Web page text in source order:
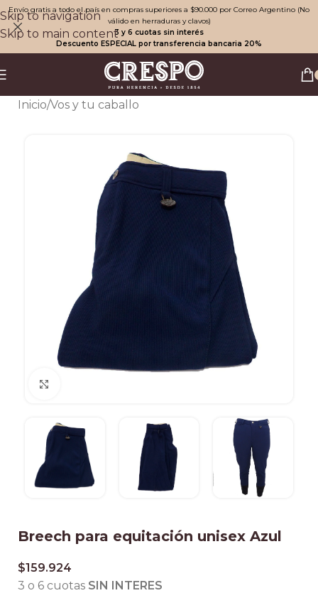
Skip to navigation
Skip to main content
Envío gratis a todo el país en compras superiores a $90.000 por Correo Argentino (No
válido en herraduras y clavos)
3 y 6 cuotas sin interés
Descuento ESPECIAL por transferencia bancaria 20%
Inicio/Vos y tu caballo
Breech para equitación unisex Azul
$159.924
3 o 6 cuotas SIN INTERES